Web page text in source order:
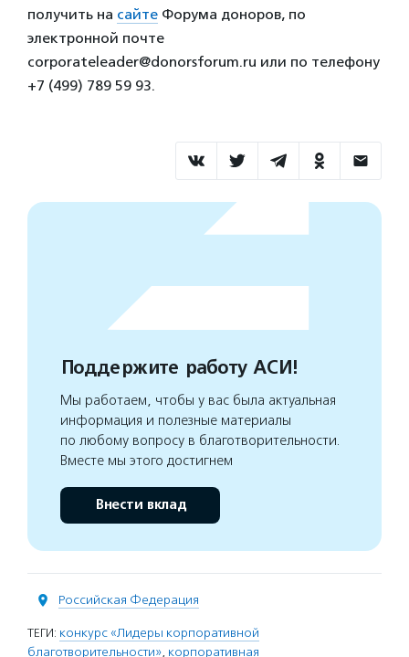
получить на сайте Форума доноров, по
электронной почте ​​
corporateleader@donorsforum.ru​ или по телефону
+7 (499) 789 59 93.
Поддержите работу АСИ!
Мы работаем, чтобы у вас была актуальная
информация и полезные материалы
по любому вопросу в благотворительности.
Вместе мы этого достигнем
Внести вклад
Российская Федерация
ТЕГИ: конкурс «Лидеры корпоративной
благотворительности», корпоративная